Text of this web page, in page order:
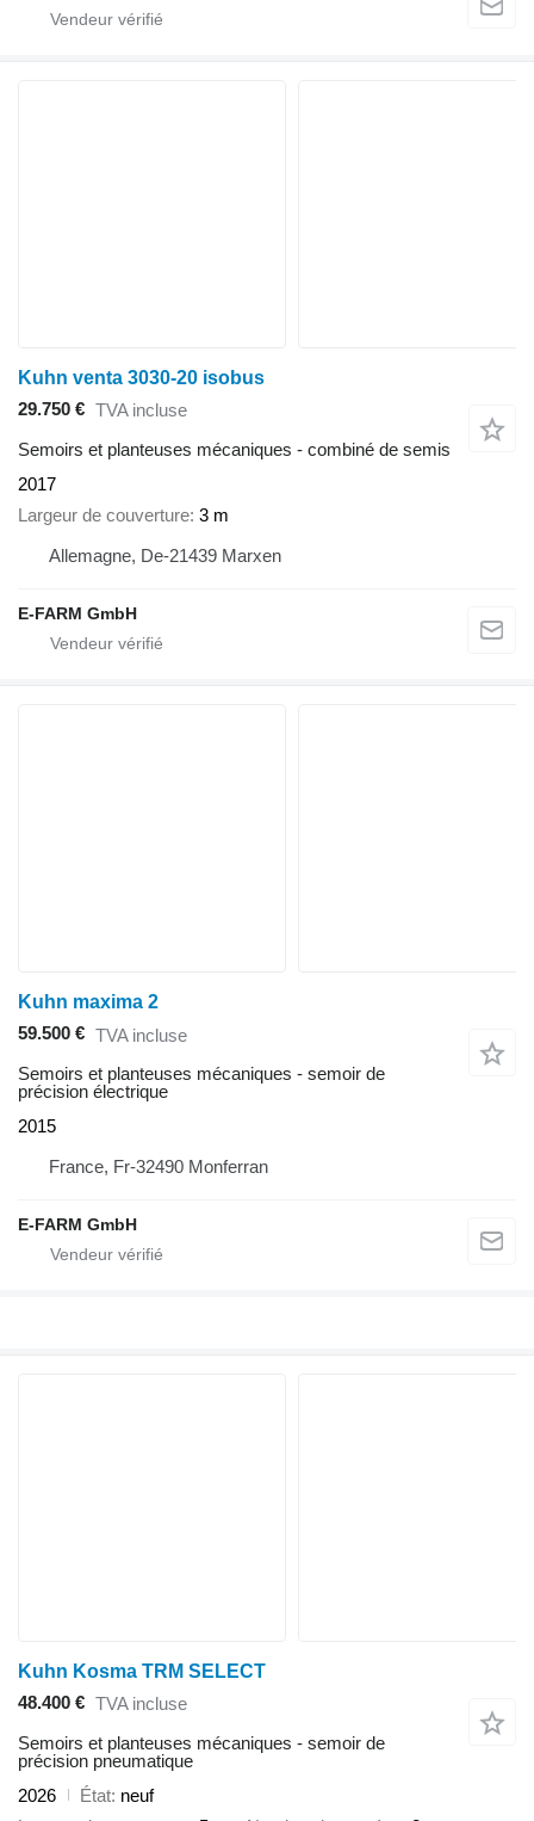
Kuhn venta 3030-20 isobus
29.750 € TVA incluse
Semoirs et planteuses mécaniques - combiné de semis
2017
Largeur de couverture 3 m
Allemagne, De-21439 Marxen
E-FARM GmbH
Kuhn maxima 2
59.500 € TVA incluse
Semoirs et planteuses mécaniques - semoir de
précision électrique
2015
France, Fr-32490 Monferran
E-FARM GmbH
Kuhn Kosma TRM SELECT
48.400 € TVA incluse
Semoirs et planteuses mécaniques - semoir de
précision pneumatique
2026
État neuf